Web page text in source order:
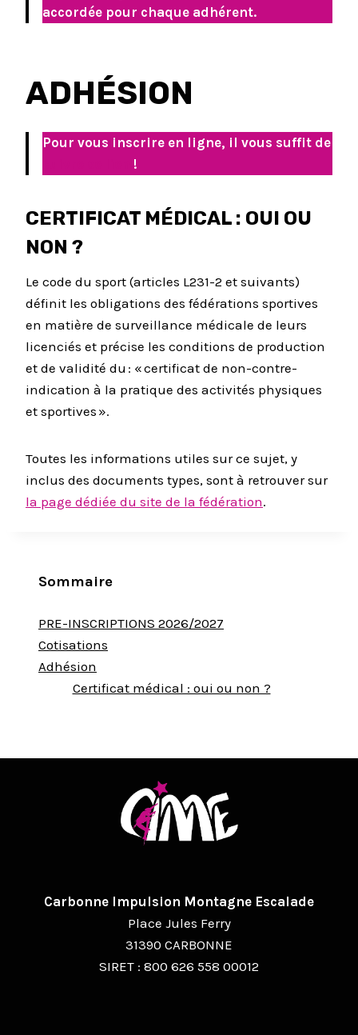
accordée pour chaque adhérent.
ADHÉSION
Pour vous inscrire en ligne, il vous suffit de
!
CERTIFICAT MÉDICAL : OUI OU
NON ?
Le code du sport (articles L231-2 et suivants)
définit les obligations des fédérations sportives
en matière de surveillance médicale de leurs
licenciés et précise les conditions de production
et de validité du : « certificat de non-contre-
indication à la pratique des activités physiques
et sportives ».
Toutes les informations utiles sur ce sujet, y
inclus des documents types, sont à retrouver sur
la page dédiée du site de la fédération.
Sommaire
PRE-INSCRIPTIONS 2026/2027
Cotisations
Adhésion
Certificat médical : oui ou non ?
Carbonne Impulsion Montagne Escalade
Place Jules Ferry
31390 CARBONNE
SIRET : 800 626 558 00012